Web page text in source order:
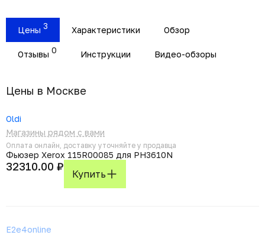
Цены 3 Характеристики Обзор
Отзывы 0 Инструкции Видео-обзоры
Цены в Москвe
Oldi
Магазины рядом с вами
Оплата онлайн, доставку уточняйте у продавца
Фьюзер Xerox 115R00085 для PH3610N
32310.00 ₽
Купить
E2e4online